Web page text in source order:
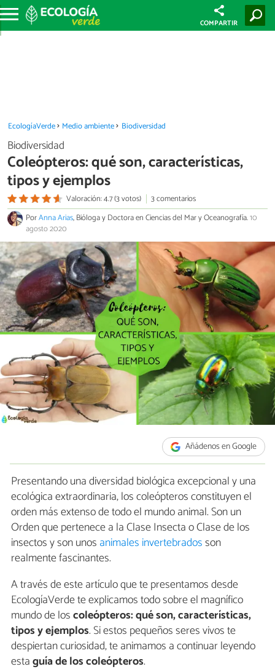
COMPARTIR
EcologíaVerde Medio ambiente Biodiversidad
Biodiversidad
Coleópteros: qué son, características,
tipos y ejemplos
Valoración: 4.7 (3 votos)
3 comentarios
PorAnna Arias, Bióloga y Doctora en Ciencias del Mar y Oceanografía.10
agosto 2020
Añádenos en Google
Presentando una diversidad biológica excepcional y una
ecológica extraordinaria, los coleópteros constituyen el
orden más extenso de todo el mundo animal. Son un
Orden que pertenece a la Clase Insecta o Clase de los
insectos y son unos animales invertebradosson
realmente fascinantes.
A través de este artículo que te presentamos desde
EcologíaVerde te explicamos todo sobre el magnífico
mundo de loscoleópteros: qué son, características,
tipos y ejemplos. Si estos pequeños seres vivos te
despiertan curiosidad, te animamos a continuar leyendo
estaguía de los coleópteros.